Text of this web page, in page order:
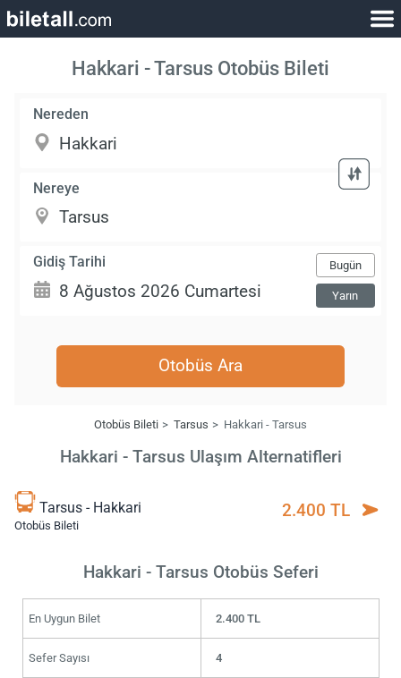
Hakkari - Tarsus Otobüs Bileti
Nereden
Nereye
Gidiş Tarihi Bugün
Yarın
Otobüs Ara
Otobüs Bileti Tarsus Hakkari - Tarsus
Hakkari - Tarsus Ulaşım Alternatifleri
Tarsus - Hakkari
Otobüs Bileti
2.400 TL
Hakkari - Tarsus Otobüs Seferi
En Uygun Bilet 2.400 TL
Sefer Sayısı 4